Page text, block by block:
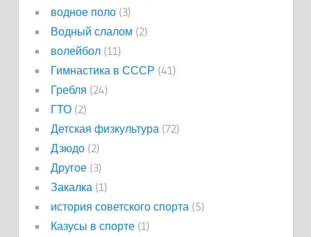
водное поло(3)
Водный слалом (2)
волейбол(11)
Гимнастика в СССР (41)
Гребля (24)
ГТО(2)
Детская физкультура (72)
Дзюдо(2)
Другое(3)
Закалка (1)
история советского спорта (5)
Казусы в спорте(1)